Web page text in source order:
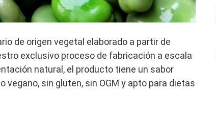
de origen vegetal elaborado a partir de
exclusivo proceso de fabricación a escala
natural, el producto tiene un sabor
vegano, sin gluten, sin OGM y apto para dietas